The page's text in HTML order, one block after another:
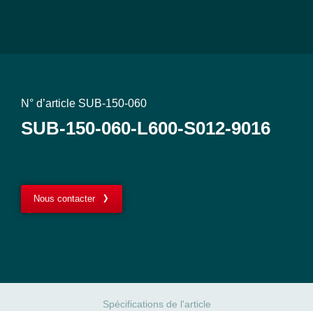
N° d’article SUB-150-060
SUB-150-060-L600-S012-9016
Nous contacter
Spécifications de l'article